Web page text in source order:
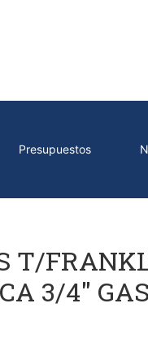
Presupuestos
T/
3/4″ GAS